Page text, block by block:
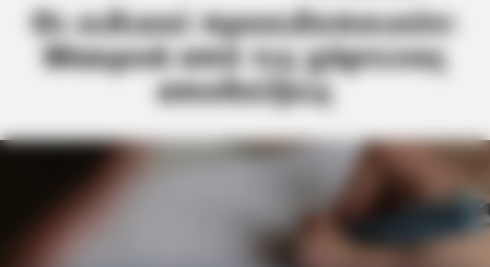
Οι ειδικοί προειδοποιούν:
Μακρυά από τις χάρτινες
αποδείξεις